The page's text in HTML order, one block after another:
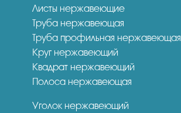
Листы нержавеющие
Труба нержавеющая
Труба профильная нержавеющая
Круг нержавеющий
Квадрат нержавеющий
Полоса нержавеющая
Уголок нержавеющий